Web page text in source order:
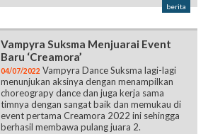
berita
Vampyra Suksma Menjuarai Event
Baru ‘Creamora’
04/07/2022 Vampyra Dance Suksma lagi-lagi
menunjukan aksinya dengan menampilkan
choreograpy dance dan juga kerja sama
timnya dengan sangat baik dan memukau di
event pertama Creamora 2022 ini sehingga
berhasil membawa pulang juara 2.